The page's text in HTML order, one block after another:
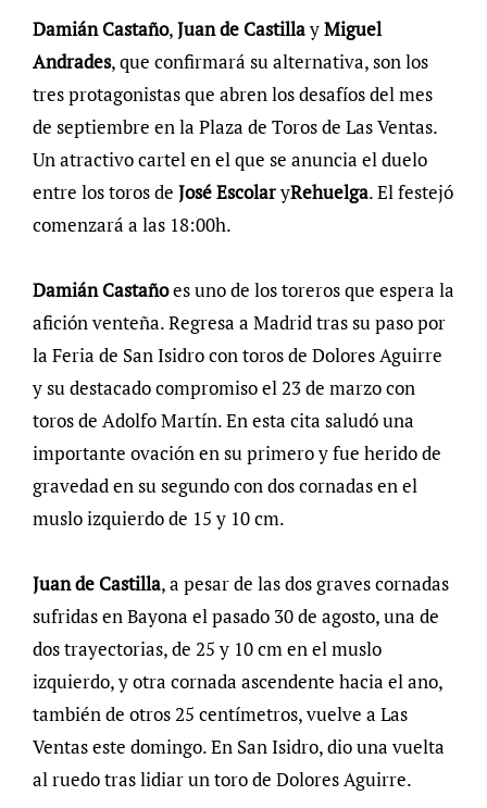
Damián Castaño,Juan de CastillayMiguel
Andrades, que confirmará su alternativa, son los
tres protagonistas que abren los desafíos del mes
de septiembre en la Plaza de Toros de Las Ventas.
Un atractivo cartel en el que se anuncia el duelo
entre los toros de José EscolaryRehuelga. El festejó
comenzará a las 18:00h.
Damián Castañoes uno de los toreros que espera la
afición venteña. Regresa a Madrid tras su paso por
la Feria de San Isidro con toros de Dolores Aguirre
y su destacado compromiso el 23 de marzo con
toros de Adolfo Martín. En esta cita saludó una
importante ovación en su primero y fue herido de
gravedad en su segundo con dos cornadas en el
muslo izquierdo de 15 y 10 cm.
Juan de Castilla, a pesar de las dos graves cornadas
sufridas en Bayona el pasado 30 de agosto, una de
dos trayectorias, de 25 y 10 cm en el muslo
izquierdo, y otra cornada ascendente hacia el ano,
también de otros 25 centímetros, vuelve a Las
Ventas este domingo. En San Isidro, dio una vuelta
al ruedo tras lidiar un toro de Dolores Aguirre.